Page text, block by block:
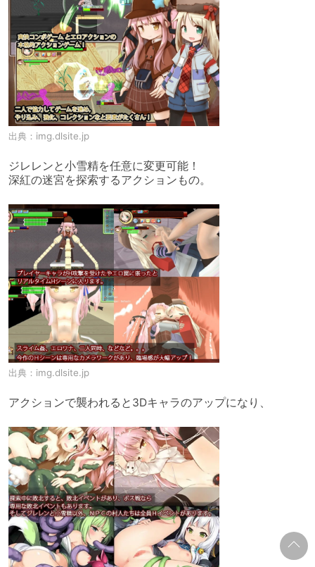
出典： img.dlsite.jp
ジレレンと小雪精を任意に変更可能！
深紅の迷宮を探索するアクションもの。
出典： img.dlsite.jp
アクションで襲われると3Dキャラのアップになり、